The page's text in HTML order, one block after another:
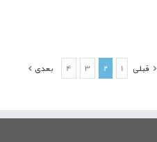
قبلی 1
2
3
4 بعدی